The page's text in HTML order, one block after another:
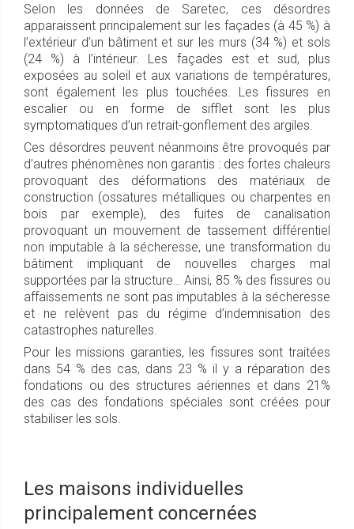
Selon les données de Saretec, ces désordres
apparaissent principalement sur les façades (à 45 %) à
l’extérieur d’un bâtiment et sur les murs (34 %) et sols
(24 %) à l’intérieur. Les façades est et sud, plus
exposées au soleil et aux variations de températures,
sont également les plus touchées. Les fissures en
escalier ou en forme de sifflet sont les plus
symptomatiques d’un retrait-gonflement des argiles.
Ces désordres peuvent néanmoins être provoqués par
d’autres phénomènes non garantis : des fortes chaleurs
provoquant des déformations des matériaux de
construction (ossatures métalliques ou charpentes en
bois par exemple), des fuites de canalisation
provoquant un mouvement de tassement différentiel
non imputable à la sécheresse, une transformation du
bâtiment impliquant de nouvelles charges mal
supportées par la structure… Ainsi, 85 % des fissures ou
affaissements ne sont pas imputables à la sécheresse
et ne relèvent pas du régime d’indemnisation des
catastrophes naturelles.
Pour les missions garanties, les fissures sont traitées
dans 54 % des cas, dans 23 % il y a réparation des
fondations ou des structures aériennes et dans 21%
des cas des fondations spéciales sont créées pour
stabiliser les sols.
Les maisons individuelles
principalement concernées